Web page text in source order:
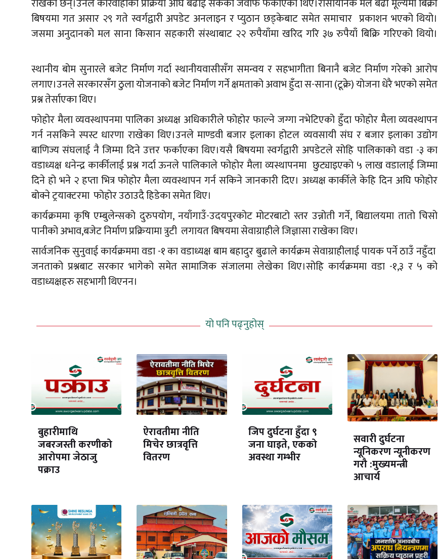
बिषयमा गत असार २९ गते स्वर्गद्वारी अपडेट अनलाइन र प्युठान छड्केबाट समेत समाचार प्रकाशन भएको थियो।
जसमा अनुदानको मल साना किसान सहकारी संस्थाबाट २२ रुपैयाँमा खरिद गरि ३७ रुपैयाँ बिक्रि गरिएको थियो।
स्थानीय बोम सुनारले बजेट निर्माण गर्दा स्थानीयवासीसँग समन्वय र सहभागीता बिनानै बजेट निर्माण गरेको आरोप
लगाए।उनले सरकारसँग ठुला योजनाको बजेट निर्माण गर्ने क्षमताको अवाभ हुँदा स-साना (टूक्रे) योजना धेरै भएको समेत
प्रश्न तेर्साएका थिए।
फोहोर मैला व्यवस्थापनमा पालिका अध्यक्ष अधिकारीले फोहोर फाल्ने जग्गा नभेटिएको हुँदा फोहोर मैला व्यवस्थापन
गर्न नसकिने स्पस्ट धारणा राखेका थिए।उनले माण्डवी बजार इलाका होटल व्यवसायी संघ र बजार इलाका उद्योग
बाणिज्य संघलाई नै जिम्मा दिने उत्तर फर्काएका थिए।यसै बिषयमा स्वर्गद्वारी अपडेटले सोहि पालिकाको वडा -३ का
वडाध्यक्ष धनेन्द्र कार्कीलाई प्रश्न गर्दा ऊनले पालिकाले फोहोर मैला व्यस्थापनमा छुट्याइएको ५ लाख वडालाई जिम्मा
दिने हो भने २ हप्ता भित्र फोहोर मैला व्यवस्थापन गर्न सकिने जानकारी दिए। अध्यक्ष कार्कीले केहि दिन अघि फोहोर
बोक्ने ट्रयाक्टरमा फोहोर उठाउदै हिडेका समेत थिए।
कार्यक्रममा कृषि एम्बुलेन्सको दुरुपयोग, नयाँगाउँ-उदयपुरकोट मोटरबाटो स्तर उन्नोती गर्ने, बिद्यालयमा तातो चिसो
पानीको अभाव,बजेट निर्माण प्रक्रियामा त्रुटी लगायत बिषयमा सेवाग्राहीले जिज्ञासा राखेका थिए।
सार्वजनिक सुनुवाई कार्यक्रममा वडा -१ का वडाध्यक्ष बाम बहादुर बुढाले कार्यक्रम सेवाग्राहीलाई पायक पर्ने ठाउँ नहुँदा
जनताको प्रश्नबाट सरकार भागेको समेत सामाजिक संजालमा लेखेका थिए।सोहि कार्यक्रममा वडा -१,३ र ५ को
वडाध्यक्षहरु सहभागी थिएनन।
यो पनि पढ्नुहोस्
बुहारीमाथि
जबरजस्ती करणीको
आरोपमा जेठाजु
पक्राउ
ऐरावतीमा नीति
मिचेर छात्रवृत्ति
वितरण
जिप दुर्घटना हुँदा ९
जना घाइते, एकको
अवस्था गम्भीर
सवारी दुर्घटना
न्यूनिकरण न्यूनीकरण
गरौ :मुख्यमन्त्री
आचार्य